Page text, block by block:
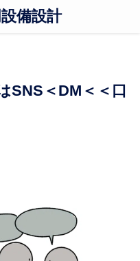
備設計
SNS＜DM＜＜口